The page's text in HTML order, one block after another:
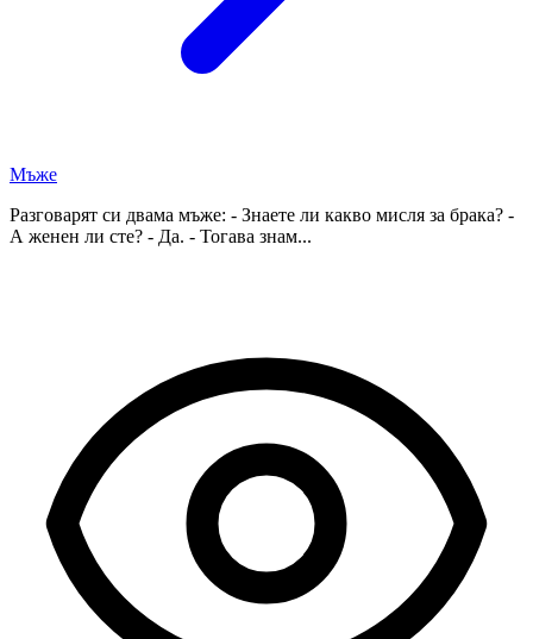
Мъже
Разговарят си двама мъже: - Знаете ли какво мисля за брака? -
А женен ли сте? - Да. - Тогава знам...